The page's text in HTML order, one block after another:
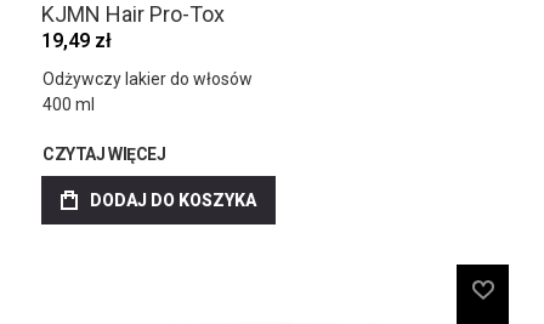
KJMN Hair Pro-Tox
19,49 zł
Odżywczy lakier do włosów
400 ml
CZYTAJ WIĘCEJ
DODAJ DO KOSZYKA